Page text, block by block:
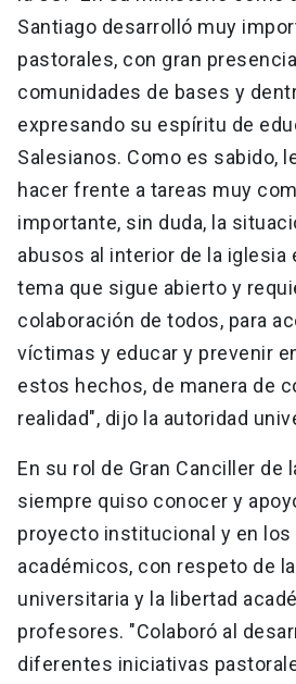
Santiago desarrolló muy
pastorales, con gran
comunidades de bases y
expresando su espíritu de
Salesianos. Como es sabido,
hacer frente a tareas muy
importante, sin duda, la
abusos al interior de la iglesia
tema que sigue abierto y
colaboración de todos, para
víctimas y educar y prevenir
estos hechos, de manera de
realidad", dijo la autoridad
En su rol de Gran Canciller de
siempre quiso conocer y
proyecto institucional y en
académicos, con respeto de
universitaria y la libertad
profesores. "Colaboró al
diferentes iniciativas